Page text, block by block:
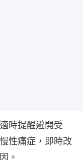
時提醒避開受
性痛症，即時改
。